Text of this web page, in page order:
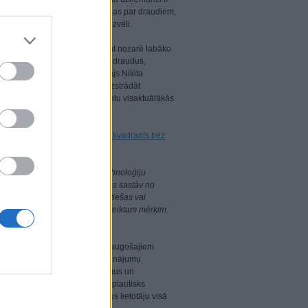
nozarē plašākās zināšanas par draudiem,
tehnoloģiju risinājumu izvēli.
Mēs turpināsim nodrošināt nozarē labāko
kas novērš visdažādākos draudus,
galvenais tehnoloģiju vadītājs Ņikita
gados, ir ļāvušas mums izstrādāt
lai apmierinātu mūsu klientu visaktuālākās
platformu maģiskais kvadrants bez
pakalpojumu un neiesaka tehnoloģiju
zinātniskās publikācijas sastāv no
Gartner nesniedz nekādas tiešas vai
vai piemērotību noteiktam mērķim.
un viens no visstraujāk augošajiem
lietotāju IT drošības risinājumu
aizsardzības risinājumus un
Kaspersky Lab ir starptautisks
vairāk nekā 400 miljonus lietotāju visā